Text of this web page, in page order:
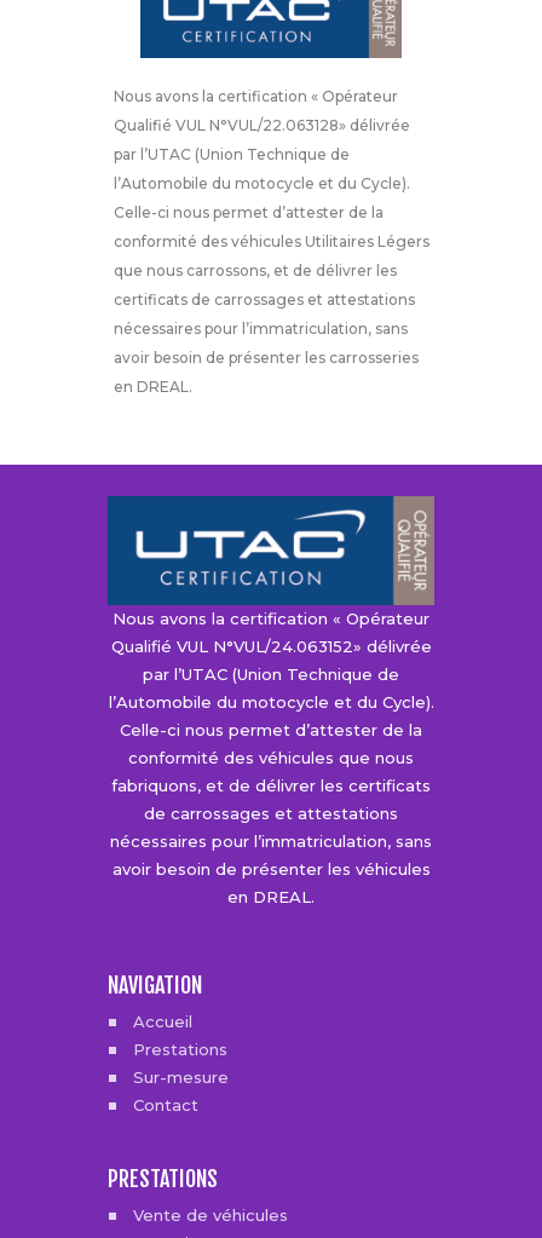
Qualifié VUL N°VUL/22.063128» délivrée
par l’UTAC (Union Technique de
l’Automobile du motocycle et du Cycle).
Celle-ci nous permet d’attester de la
conformité des véhicules Utilitaires Légers
certificats de carrossages et attestations
nécessaires pour l’immatriculation, sans
avoir besoin de présenter les carrosseries
Nous avons la certification « Opérateur
Qualifié VUL N°VUL/24.063152» délivrée
par l’UTAC (Union Technique de
l’Automobile du motocycle et du Cycle).
Celle-ci nous permet d’attester de la
conformité des véhicules que nous
fabriquons, et de délivrer les certificats
de carrossages et attestations
nécessaires pour l’immatriculation, sans
avoir besoin de présenter les véhicules
en DREAL.
Prestations
Sur-mesure
Contact
Entretien